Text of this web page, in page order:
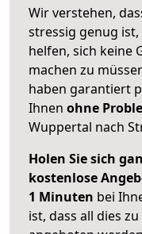
Wir verstehen,
stressig genug
helfen, sich keine
machen zu
haben garantiert
Ihnen ohne
Wuppertal nach
Holen Sie sich
kostenlose
1 Minuten bei
ist, dass all dies